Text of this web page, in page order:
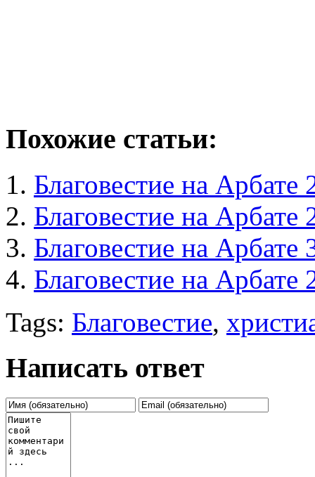
Похожие статьи:
Благовестие на Арбате
Благовестие на Арбате
Благовестие на Арбате
Благовестие на
Tags: Благовестие,
Написать ответ